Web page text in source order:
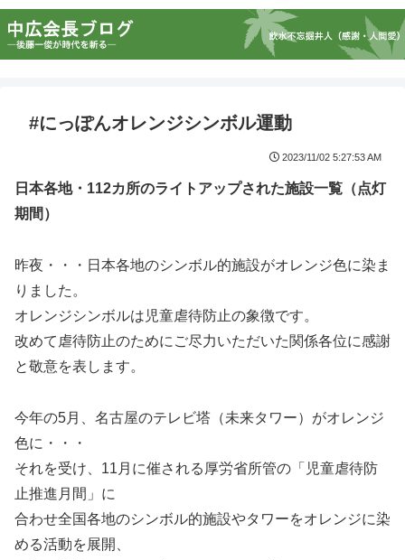
#にっぽんオレンジシンボル運動
2023/11/02 5:27:53 AM
日本各地・112カ所のライトアップされた施設一覧（点灯
期間）
昨夜・・・日本各地のシンボル的施設がオレンジ色に染ま
りました。
オレンジシンボルは児童虐待防止の象徴です。
改めて虐待防止のためにご尽力いただいた関係各位に感謝
と敬意を表します。
今年の5月、名古屋のテレビ塔（未来タワー）がオレンジ
色に・・・
それを受け、11月に催される厚労省所管の「児童虐待防
止推進月間」に
合わせ全国各地のシンボル的施設やタワーをオレンジに染
める活動を展開、